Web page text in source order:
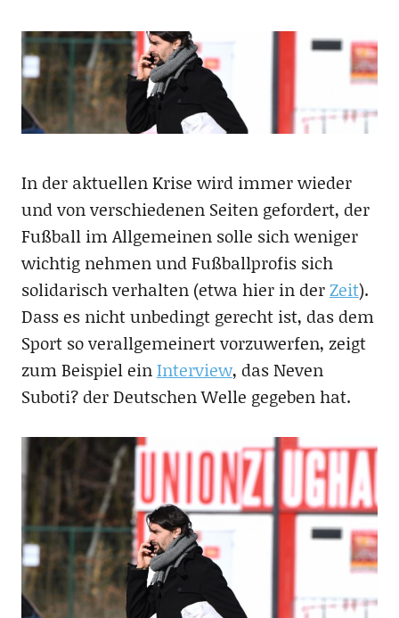
In der aktuellen Krise wird immer wieder
und von verschiedenen Seiten gefordert, der
Fußball im Allgemeinen solle sich weniger
wichtig nehmen und Fußballprofis sich
solidarisch verhalten (etwa hier in derZeit).
Dass es nicht unbedingt gerecht ist, das dem
Sport so verallgemeinert vorzuwerfen, zeigt
zum Beispiel einInterview, das Neven
Suboti? der Deutschen Welle gegeben hat.